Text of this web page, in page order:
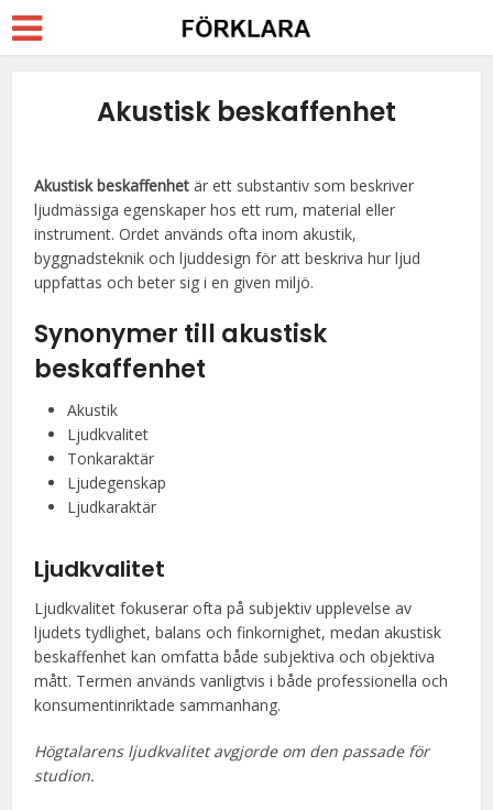
Akustisk beskaffenhet
Akustisk beskaffenhet är ett substantiv som beskriver
ljudmässiga egenskaper hos ett rum, material eller
instrument. Ordet används ofta inom akustik,
byggnadsteknik och ljuddesign för att beskriva hur ljud
uppfattas och beter sig i en given miljö.
Synonymer till akustisk
beskaffenhet
Akustik
Ljudkvalitet
Tonkaraktär
Ljudegenskap
Ljudkaraktär
Ljudkvalitet
Ljudkvalitet fokuserar ofta på subjektiv upplevelse av
ljudets tydlighet, balans och finkornighet, medan akustisk
beskaffenhet kan omfatta både subjektiva och objektiva
mått. Termen används vanligtvis i både professionella och
konsumentinriktade sammanhang.
Högtalarens ljudkvalitet avgjorde om den passade för
studion.